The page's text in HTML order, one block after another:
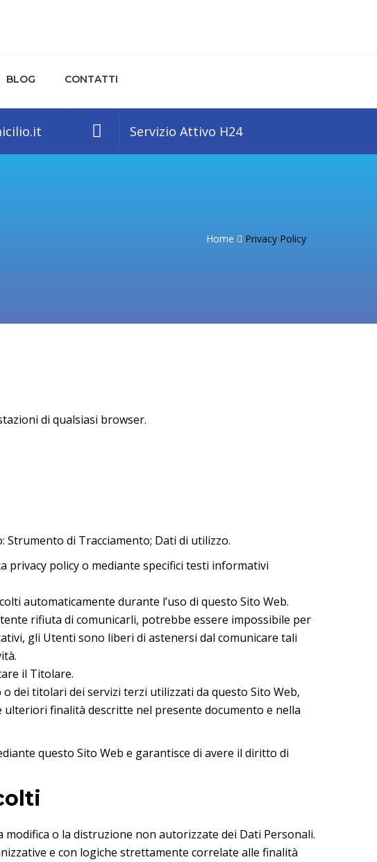
BLOG CONTATTI
Servizio Attivo H24
Home Privacy Policy
di qualsiasi browser.
di Tracciamento; Dati di utilizzo.
privacy policy o mediante specifici testi informativi
automaticamente durante l’uso di questo Sito Web.
rifiuta di comunicarli, potrebbe essere impossibile per
gli Utenti sono liberi di astenersi dal comunicare tali
il Titolare.
dei titolari dei servizi terzi utilizzati da questo Sito Web,
finalità descritte nel presente documento e nella
questo Sito Web e garantisce di avere il diritto di
o la distruzione non autorizzate dei Dati Personali.
e con logiche strettamente correlate alle finalità